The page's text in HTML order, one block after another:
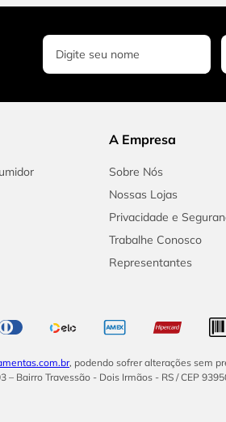
A Empresa
Sobre Nós
Nossas Lojas
Privacidade e
Trabalhe Conosco
Representantes
, podendo sofrer alterações sem
– Bairro Travessão - Dois Irmãos - RS / CEP